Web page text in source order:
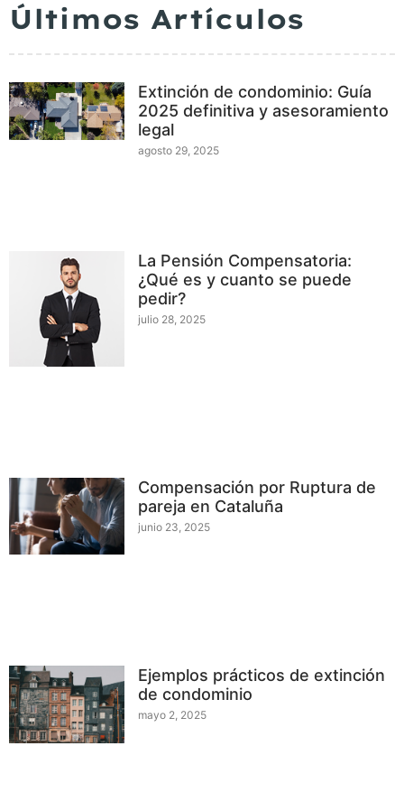
Últimos Artículos
Extinción de condominio: Guía
2025 definitiva y asesoramiento
legal
agosto 29, 2025
La Pensión Compensatoria:
¿Qué es y cuanto se puede
pedir?
julio 28, 2025
Compensación por Ruptura de
pareja en Cataluña
junio 23, 2025
Ejemplos prácticos de extinción
de condominio
mayo 2, 2025